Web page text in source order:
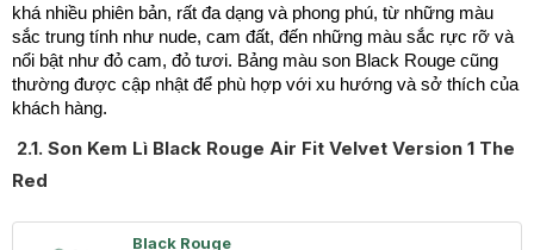
khá nhiều phiên bản, rất đa dạng và phong phú, từ những màu
sắc trung tính như nude, cam đất, đến những màu sắc rực rỡ và
nổi bật như đỏ cam, đỏ tươi. Bảng màu son Black Rouge cũng
thường được cập nhật để phù hợp với xu hướng và sở thích của
khách hàng.
2.1. Son Kem Lì Black Rouge Air Fit Velvet Version 1 The
Red
Black Rouge